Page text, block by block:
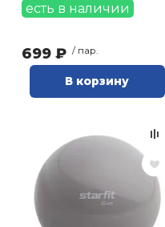
есть в наличии
699 ₽ / пар.
В корзину